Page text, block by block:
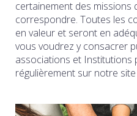
certainement des missions
correspondre. Toutes les
en valeur et seront en
vous voudrez y consacrer
associations et
régulièrement sur notre